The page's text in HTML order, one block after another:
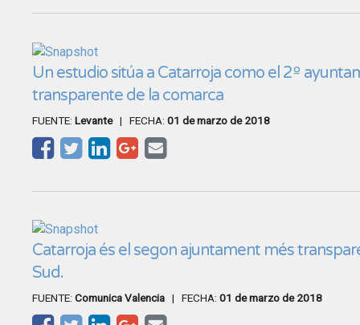
Un estudio sitúa a Catarroja como el 2º
transparente de la comarca
FUENTE: Levante| FECHA: 01 de marzo de 2018
Catarroja és el segon ajuntament més
Sud.
FUENTE: Comunica Valencia | FECHA: 01 de marzo de 2018